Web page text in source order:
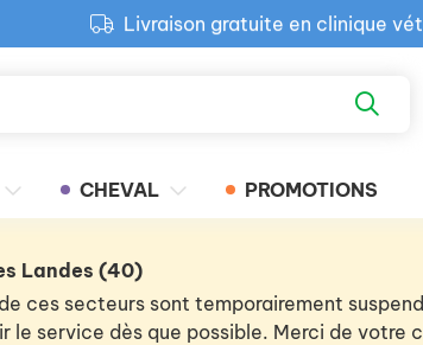
Livraison gratuite en clinique
Retour produit gratuit en
CHEVAL PROMOTIONS
Landes (40)
ces secteurs sont temporairement
le service dès que possible. Merci de votre